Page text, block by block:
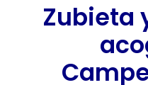
NOTICIAS
COMPETICIONES VASCAS
COMPETICIONES NORTE
Zubieta